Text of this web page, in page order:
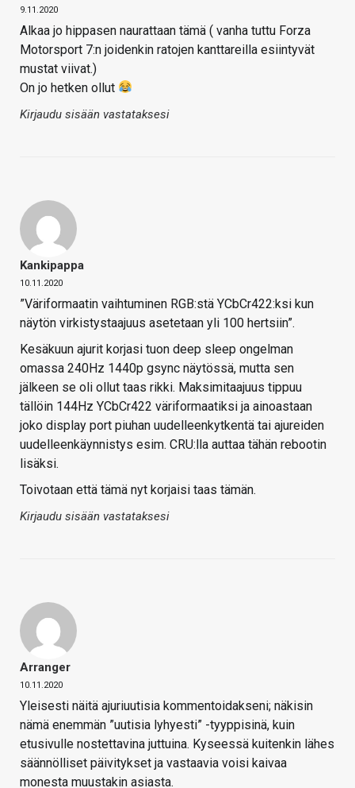
9.11.2020
Alkaa jo hippasen naurattaan tämä ( vanha tuttu Forza
Motorsport 7:n joidenkin ratojen kanttareilla esiintyvät
mustat viivat.)
On jo hetken ollut
Kirjaudu sisään vastataksesi
Kankipappa
10.11.2020
”Väriformaatin vaihtuminen RGB:stä YCbCr422:ksi kun
näytön virkistystaajuus asetetaan yli 100 hertsiin”.
Kesäkuun ajurit korjasi tuon deep sleep ongelman
omassa 240Hz 1440p gsync näytössä, mutta sen
jälkeen se oli ollut taas rikki. Maksimitaajuus tippuu
tällöin 144Hz YCbCr422 väriformaatiksi ja ainoastaan
joko display port piuhan uudelleenkytkentä tai ajureiden
uudelleenkäynnistys esim. CRU:lla auttaa tähän rebootin
lisäksi.
Toivotaan että tämä nyt korjaisi taas tämän.
Kirjaudu sisään vastataksesi
Arranger
10.11.2020
Yleisesti näitä ajuriuutisia kommentoidakseni; näkisin
nämä enemmän ”uutisia lyhyesti” -tyyppisinä, kuin
etusivulle nostettavina juttuina. Kyseessä kuitenkin lähes
säännölliset päivitykset ja vastaavia voisi kaivaa
monesta muustakin asiasta.